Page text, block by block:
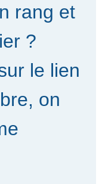
rang et
?
le lien
on